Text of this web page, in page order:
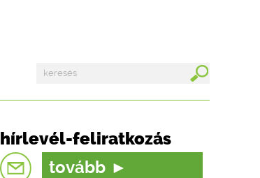
hírlevél-feliratkozás
tovább